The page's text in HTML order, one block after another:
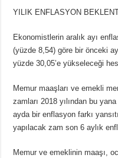
YILIK ENFLASYON
Ekonomistlerin aralık ayı
(yüzde 8,54) göre bir önceki
yüzde 30,05’e yükseleceği
Memur maaşları ve emekli
zamları 2018 yılından bu
ayda bir enflasyon farkı
yapılacak zam son 6 aylık
Memur ve emeklinin maaşı,